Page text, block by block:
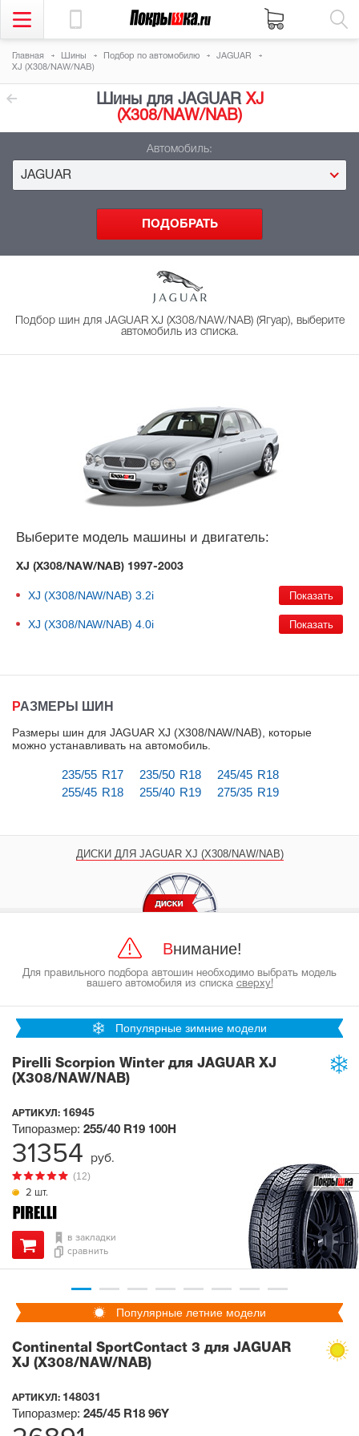
Главная Шины Подбор по автомобилю
JAGUAR
XJ (X308/NAW/NAB)
Шины для JAGUARXJ
(X308/NAW/NAB)
Автомобиль:
JAGUAR
Подбор шин для JAGUAR XJ (X308/NAW/NAB) (Ягуар), выберите
автомобиль из списка.
Выберите модель машины и двигатель:
XJ (X308/NAW/NAB) 1997-2003
XJ (X308/NAW/NAB) 3.2i
XJ (X308/NAW/NAB) 4.0i
РАЗМЕРЫ ШИН
Размеры шин для JAGUAR XJ (X308/NAW/NAB), которые
можно устанавливать на автомобиль
235/55 R17 235/50 R18
245/45 R18
255/45 R18
255/40 R19 275/35 R19
ДИСКИ ДЛЯ JAGUAR XJ (X308/NAW/NAB)
Внимание!
Для правильного подбора автошин необходимо выбрать модель
вашего автомобиля из списка сверху!
Популярные зимние модели
Pirelli Scorpion Winter для JAGUAR XJ
(X308/NAW/NAB)
АРТИКУЛ: 16945
2 шт.
(12)
Типоразмер: 255/40 R19 100H
в закладки
сравнить
31354 руб.
Популярные летние модели
Continental SportContact 3 для JAGUAR
XJ (X308/NAW/NAB)
АРТИКУЛ: 148031
Типоразмер: 245/45 R18 96Y